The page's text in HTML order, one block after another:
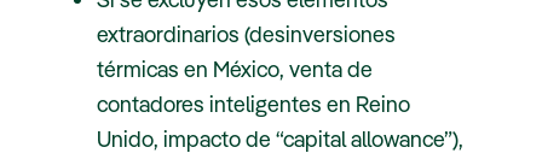
extraordinarios (desinversiones
térmicas en México, venta de
contadores inteligentes en Reino
Unido, impacto de “capital allowance”),